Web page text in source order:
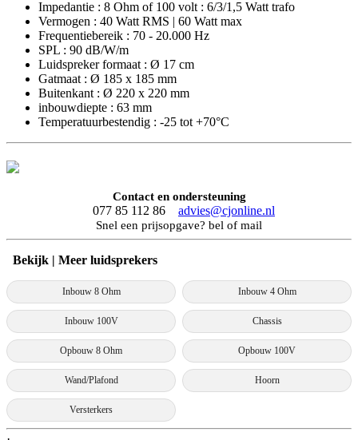
Impedantie : 8 Ohm of 100 volt : 6/3/1,5 Watt trafo
Vermogen : 40 Watt RMS | 60 Watt max
Frequentiebereik : 70 - 20.000 Hz
SPL : 90 dB/W/m
Luidspreker formaat : Ø 17 cm
Gatmaat : Ø 185 x 185 mm
Buitenkant : Ø 220 x 220 mm
inbouwdiepte : 63 mm
Temperatuurbestendig : -25 tot +70°C
Contact en ondersteuning
077 85 112 86 advies@cjonline.nl
Snel een prijsopgave? bel of mail
Bekijk | Meer luidsprekers
Inbouw 8 Ohm Inbouw 4 Ohm
Inbouw 100V Chassis
Opbouw 8 Ohm Opbouw 100V
Wand/Plafond Hoorn
Versterkers